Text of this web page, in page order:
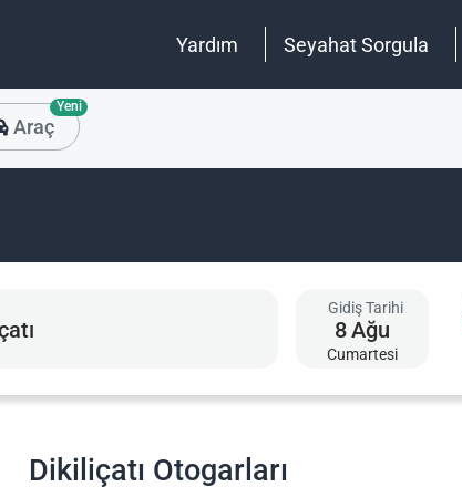
Yardım Seyahat Sorgula
Araç
Yeni
Gidiş Tarihi
8Ağu
Cumartesi
Dikiliçatı Otogarları